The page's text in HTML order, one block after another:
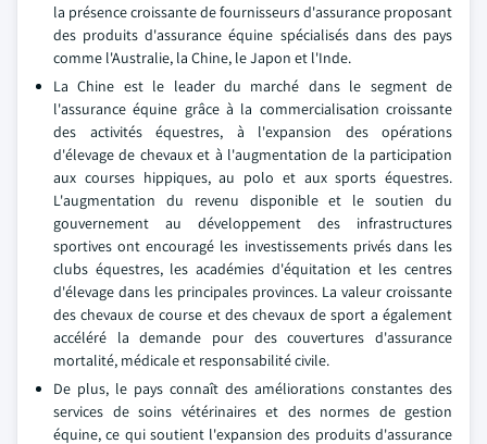
la présence croissante de fournisseurs d'assurance proposant
des produits d'assurance équine spécialisés dans des pays
comme l'Australie, la Chine, le Japon et l'Inde.
La Chine est le leader du marché dans le segment de
l'assurance équine grâce à la commercialisation croissante
des activités équestres, à l'expansion des opérations
d'élevage de chevaux et à l'augmentation de la participation
aux courses hippiques, au polo et aux sports équestres.
L'augmentation du revenu disponible et le soutien du
gouvernement au développement des infrastructures
sportives ont encouragé les investissements privés dans les
clubs équestres, les académies d'équitation et les centres
d'élevage dans les principales provinces. La valeur croissante
des chevaux de course et des chevaux de sport a également
accéléré la demande pour des couvertures d'assurance
mortalité, médicale et responsabilité civile.
De plus, le pays connaît des améliorations constantes des
services de soins vétérinaires et des normes de gestion
équine, ce qui soutient l'expansion des produits d'assurance